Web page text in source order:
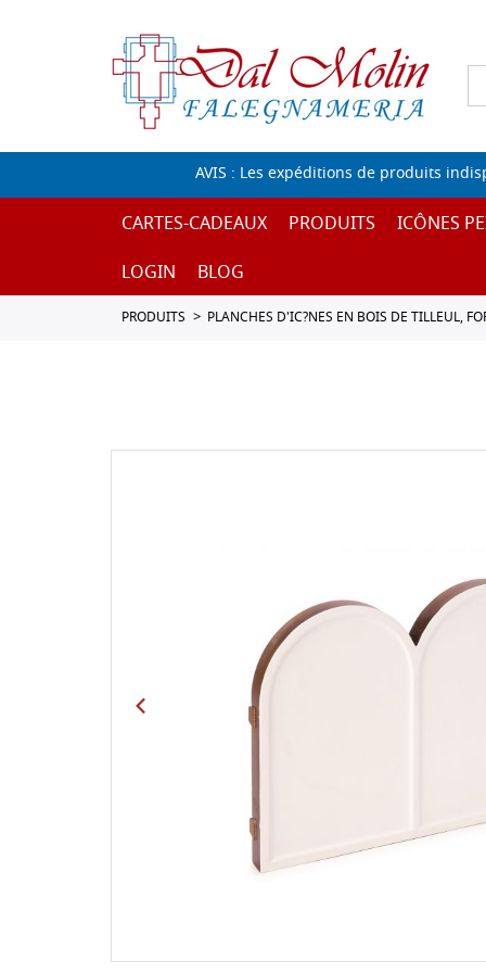
AVIS : Les expéditions de produits
CARTES-CADEAUX PRODUITS
ICÔNES
LOGIN
BLOG
PRODUITS PLANCHES D'IC?NES EN BOIS DE TILLEUL,